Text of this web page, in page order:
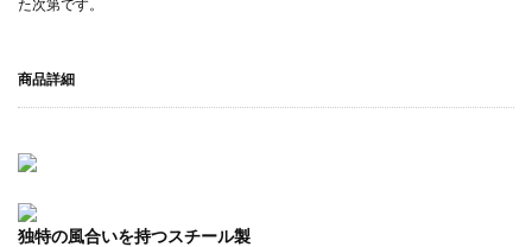
た次第です。
商品詳細
独特の風合いを持つスチール製